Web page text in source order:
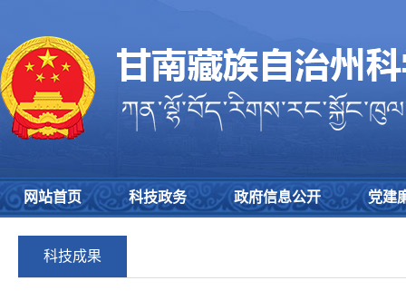
网站首页 科技政务 政府信息公开 党建
科技成果